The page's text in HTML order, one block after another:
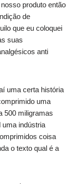
produto então
de
que eu coloquei
suas
anti
uma certa história
uma
500 miligramas
uma indústria
coisa
o texto qual é a